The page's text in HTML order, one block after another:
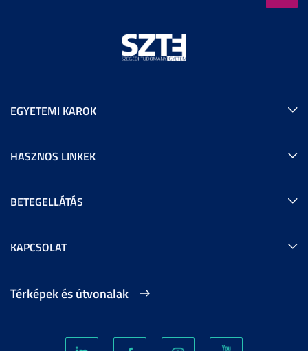
EGYETEMI KAROK
HASZNOS LINKEK
BETEGELLÁTÁS
KAPCSOLAT
Térképek és útvonalak